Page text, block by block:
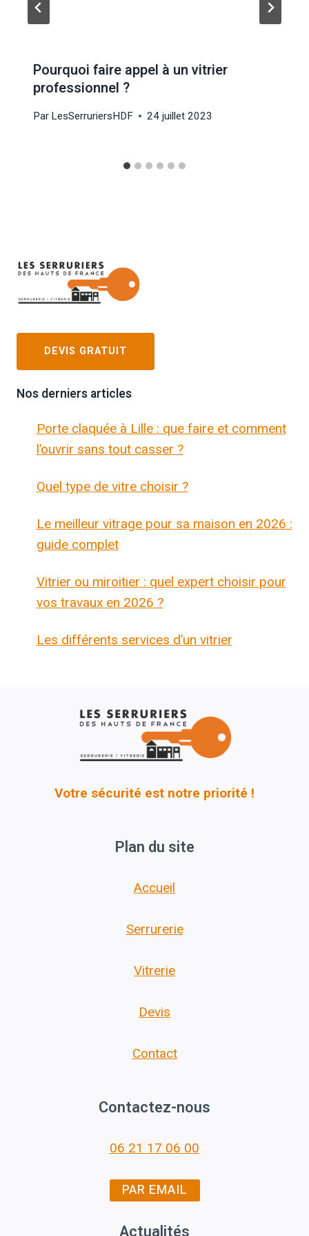
Pourquoi faire appel à un vitrier
professionnel ?
Par LesSerruriersHDF 24 juillet 2023
DEVIS GRATUIT
Nos derniers articles
Porte claquée à Lille : que faire et comment
l’ouvrir sans tout casser ?
Quel type de vitre choisir ?
Le meilleur vitrage pour sa maison en 2026 :
guide complet
Vitrier ou miroitier : quel expert choisir pour
vos travaux en 2026 ?
Les différents services d’un vitrier
Votre sécurité est notre priorité !
Plan du site
Accueil
Serrurerie
Vitrerie
Devis
Contact
Contactez-nous
06 21 17 06 00
PAR EMAIL